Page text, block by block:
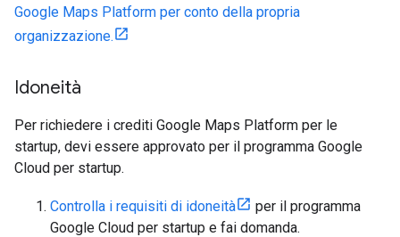
Google Maps Platform per conto della propria
organizzazione.
Idoneità
Per richiedere i crediti Google Maps Platform per le
startup, devi essere approvato per il programma Google
Cloud per startup.
Controlla i requisiti di idoneità
per il programma
Google Cloud per startup e fai domanda.